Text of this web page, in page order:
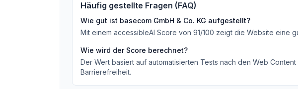
Häufig gestellte Fragen (FAQ)
Wie gut ist basecom GmbH & Co. KG aufgestellt?
Mit einem accessibleAI Score von 91/100 zeigt die Website eine
Wie wird der Score berechnet?
Der Wert basiert auf automatisierten Tests nach den Web
Barrierefreiheit.